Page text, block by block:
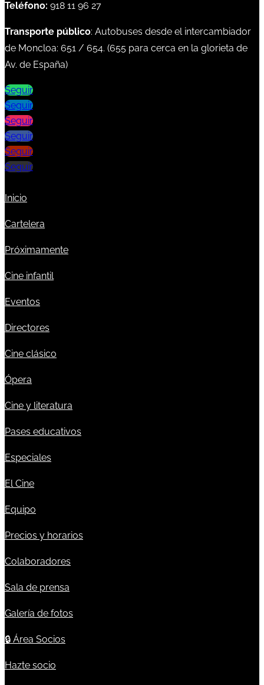
Teléfono: 918 11 96 27
Transporte público: Autobuses desde el intercambiador
de Moncloa: 651 / 654. (655 para cerca en la glorieta de
Av. de España)
Seguir
Seguir
Seguir
Seguir
Seguir
Seguir
Inicio
Cartelera
Próximamente
Cine infantil
Eventos
Directores
Cine clásico
Ópera
Cine y literatura
Pases educativos
Especiales
El Cine
Equipo
Precios y horarios
Colaboradores
Sala de prensa
Galería de fotos
🔒 Área Socios
Hazte socio